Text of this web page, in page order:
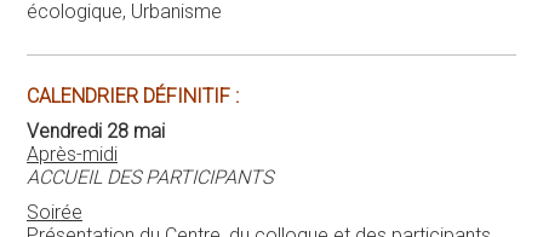
Samedi 29 mai
Matin
Aurélien ACQUIER, Franck AGGERI, Valentina CARBONE &
Éric LESUEUR :Introduction
Franck AGGERI :
circulaire
Sabine BARLES :Économie circulaire, une perspective